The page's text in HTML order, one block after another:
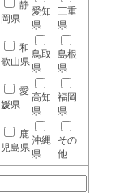
静
岡県
愛知
県
三重
県
和
歌山県
鳥取
県
島根
県
愛
媛県
高知
県
福岡
県
鹿
児島県
沖縄
県
その
他